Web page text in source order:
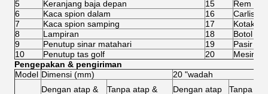
5
Keranjang baja depan 15
Rem
6
Kaca spion dalam 16
Carlisle
7
Kaca spion samping 17
Kotak es
8
Lampiran 18
Botol
9
Penutup sinar matahari 19
Pasir
10
Penutup tas golf 20
Mesin
Pengepakan & pengiriman
Model Dimensi (mm)
20 "wadah
Dengan atap &
Tanpa atap & Dengan atap Tanpa